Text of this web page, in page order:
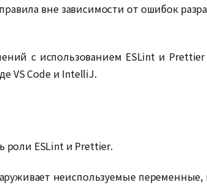
вне зависимости от ошибок
с использованием ESLint и
VS Code и IntelliJ.
роли ESLint и Prettier.
неиспользуемые